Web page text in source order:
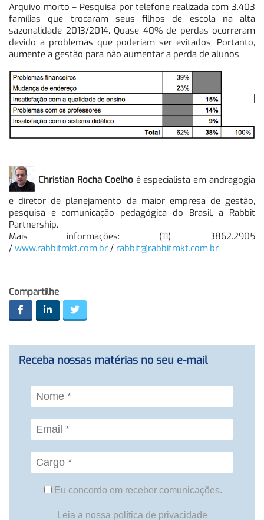
Arquivo morto – Pesquisa por telefone realizada com 3.403
famílias que trocaram seus filhos de escola na alta
sazonalidade 2013/2014. Quase 40% de perdas ocorreram
devido a problemas que poderiam ser evitados. Portanto,
aumente a gestão para não aumentar a perda de alunos.
Christian Rocha Coelhoé especialista em andragogia
e diretor de planejamento da maior empresa de gestão,
pesquisa e comunicação pedagógica do Brasil, a Rabbit
Partnership.
Mais informações: (11) 3862.2905
/ www.rabbitmkt.com.br / rabbit@rabbitmkt.com.br
Compartilhe
Receba nossas matérias no seu e-mail
Eu concordo em receber comunicações.
Leia a nossa política de privacidade